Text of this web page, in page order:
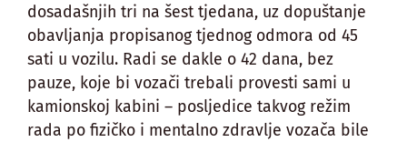
dosadašnjih tri na šest tjedana, uz dopuštanje
obavljanja propisanog tjednog odmora od 45
sati u vozilu. Radi se dakle o 42 dana, bez
pauze, koje bi vozači trebali provesti sami u
kamionskoj kabini – posljedice takvog režim
rada po fizičko i mentalno zdravlje vozača bile